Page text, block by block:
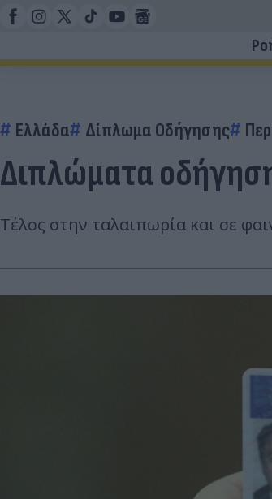
Ελλάδα Δίπλωμα Οδήγησης
Διπλώματα
Τέλος στην ταλαιπωρία και σε